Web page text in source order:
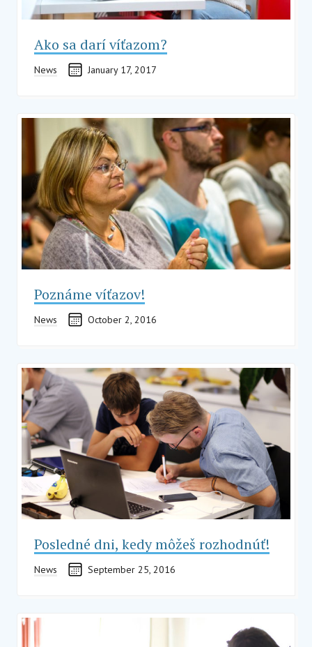
Ako sa darí víťazom?
News January 17, 2017
Poznáme víťazov!
News October 2, 2016
Posledné dni, kedy môžeš rozhodnúť!
News September 25, 2016